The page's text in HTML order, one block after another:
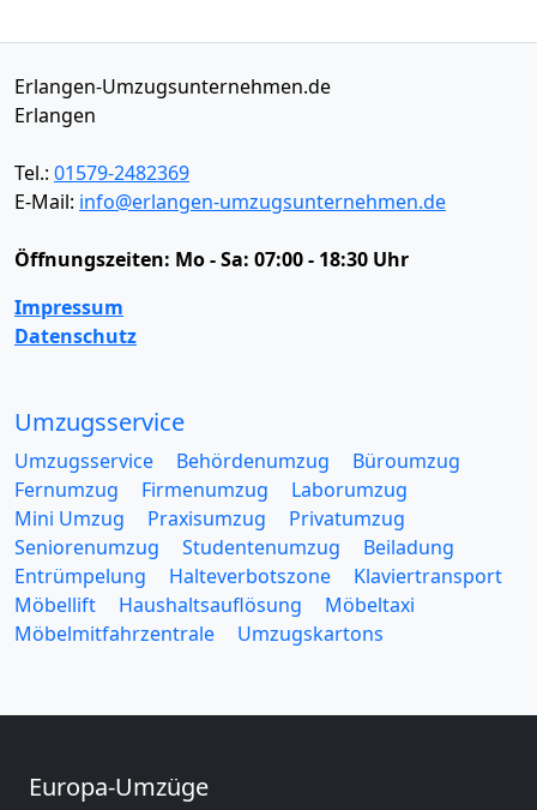
Erlangen-Umzugsunternehmen.de
Erlangen
Tel.: 01579-2482369
E-Mail: info@erlangen-umzugsunternehmen.de
Öffnungszeiten: Mo - Sa: 07:00 - 18:30 Uhr
Impressum
Datenschutz
Umzugsservice
Umzugsservice Behördenumzug
Büroumzug
Fernumzug
Firmenumzug
Laborumzug
Mini Umzug
Praxisumzug
Privatumzug
Seniorenumzug
Studentenumzug
Beiladung
Entrümpelung
Halteverbotszone
Klaviertransport
Möbellift
Haushaltsauflösung
Möbeltaxi
Möbelmitfahrzentrale
Umzugskartons
Europa-Umzüge